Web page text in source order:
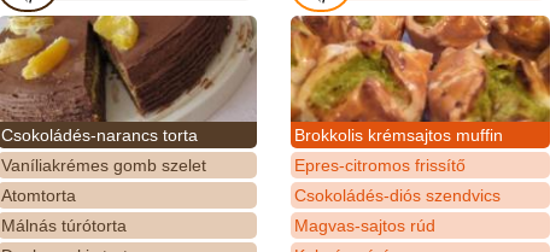
Csokoládés-narancs torta
Vaníliakrémes gomb szelet
Atomtorta
Málnás túrótorta
Brokkolis krémsajtos muffin
Epres-citromos frissítő
Csokoládés-diós szendvics
Magvas-sajtos rúd